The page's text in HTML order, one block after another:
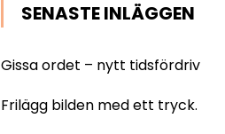
SENASTE INLÄGGEN
Gissa ordet – nytt tidsfördriv
Frilägg bilden med ett tryck.